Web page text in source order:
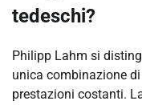
tedeschi?
Philipp Lahm si
unica combinazione
prestazioni costanti.